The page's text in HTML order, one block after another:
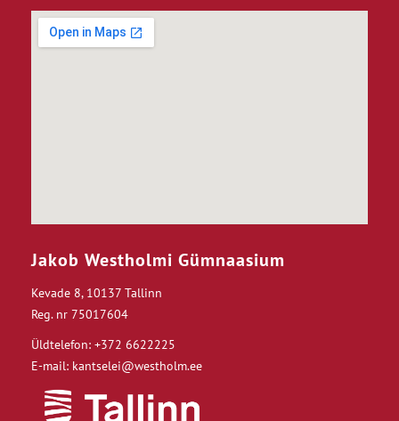
Jakob Westholmi Gümnaasium
Kevade 8, 10137 Tallinn
Reg. nr 75017604
Üldtelefon: +372 6622225
E-mail: kantselei@westholm.ee